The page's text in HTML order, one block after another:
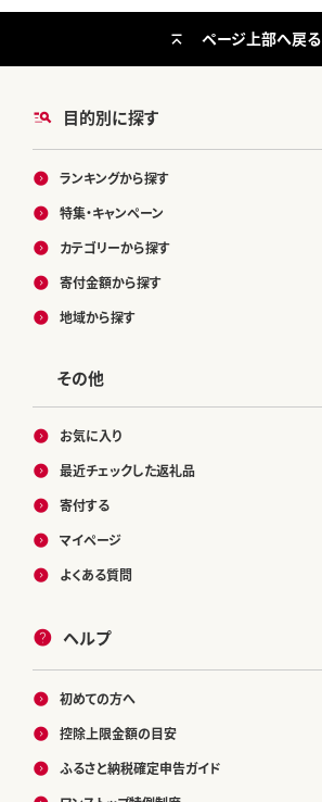
目的別に探す
ランキングから探す
特集・キャンペーン
カテゴリーから探す
寄付金額から探す
地域から探す
その他
お気に入り
最近チェックした返礼品
寄付する
マイページ
よくある質問
ヘルプ
初めての方へ
控除上限金額の目安
ふるさと納税確定申告ガイド
ページ上部へ戻る